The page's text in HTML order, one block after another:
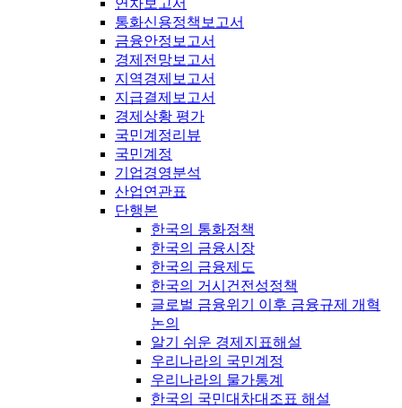
연차보고서
통화신용정책보고서
금융안정보고서
경제전망보고서
지역경제보고서
지급결제보고서
경제상황 평가
국민계정리뷰
국민계정
기업경영분석
산업연관표
단행본
한국의 통화정책
한국의 금융시장
한국의 금융제도
한국의 거시건전성정책
글로벌 금융위기 이후 금융규제 개혁
논의
알기 쉬운 경제지표해설
우리나라의 국민계정
우리나라의 물가통계
한국의 국민대차대조표 해설